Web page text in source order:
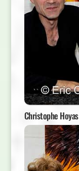
Christophe Hoyas